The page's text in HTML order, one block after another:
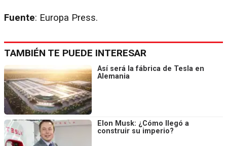
Fuente: Europa Press.
TAMBIÉN TE PUEDE INTERESAR
Así será la fábrica de Tesla en
Alemania
Elon Musk: ¿Cómo llegó a
construir su imperio?